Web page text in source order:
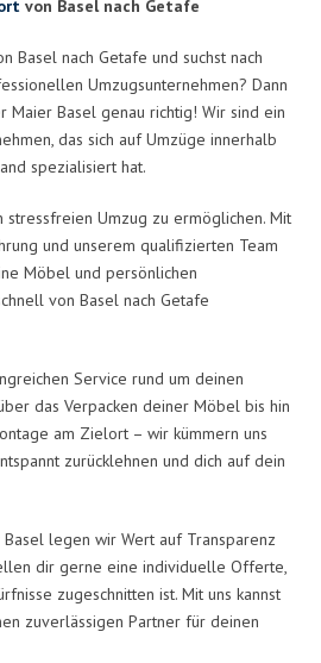
von Basel nach Getafe
Basel nach Getafe und suchst nach
Umzugsunternehmen? Dann
Maier Basel genau richtig! Wir sind ein
das sich auf Umzüge innerhalb
spezialisiert hat.
stressfreien Umzug zu ermöglichen. Mit
und unserem qualifizierten Team
Möbel und persönlichen
von Basel nach Getafe
Service rund um deinen
das Verpacken deiner Möbel bis hin
am Zielort – wir kümmern uns
zurücklehnen und dich auf dein
legen wir Wert auf Transparenz
dir gerne eine individuelle Offerte,
zugeschnitten ist. Mit uns kannst
zuverlässigen Partner für deinen